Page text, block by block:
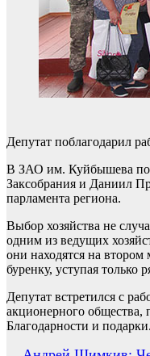
Депутат поблагодарил
В ЗАО им. Куйбышева
Заксобрания и Даниил
парламента региона.
Выбор хозяйства не
одним из ведущих
они находятся на
буренку, уступая только
Депутат встретился с
акционерного общества,
Благодарности и подарки.